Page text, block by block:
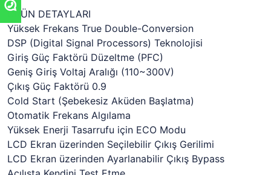
ÜRÜN DETAYLARI
Yüksek Frekans True Double-Conversion
DSP (Digital Signal Processors) Teknolojisi
Giriş Güç Faktörü Düzeltme (PFC)
Geniş Giriş Voltaj Aralığı (110~300V)
Çıkış Güç Faktörü 0.9
Cold Start (Şebekesiz Aküden Başlatma)
Otomatik Frekans Algılama
Yüksek Enerji Tasarrufu için ECO Modu
LCD Ekran üzerinden Seçilebilir Çıkış Gerilimi
LCD Ekran üzerinden Ayarlanabilir Çıkış Bypass